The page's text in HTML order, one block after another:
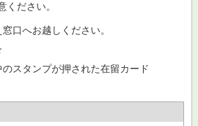
ください。
口へお越しください。
スタンプが押された在留カード